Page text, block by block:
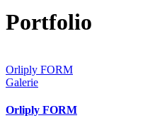
Portfolio
Orliply FORM
Galerie
Orliply FORM